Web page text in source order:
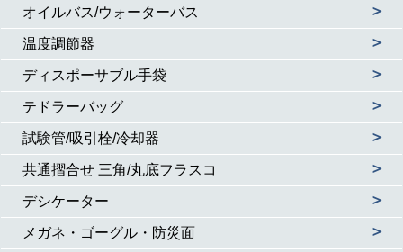
オイルバス/ウォーターバス ＞
温度調節器 ＞
ディスポーサブル手袋 ＞
テドラーバッグ ＞
試験管/吸引栓/冷却器 ＞
共通摺合せ 三角/丸底フラスコ ＞
デシケーター ＞
メガネ・ゴーグル・防災面 ＞